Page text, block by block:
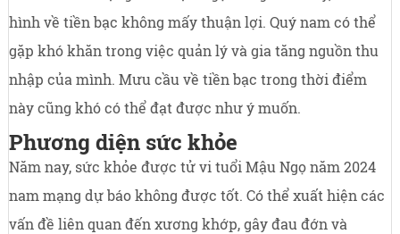
hình về tiền bạc không mấy thuận lợi. Quý nam có thể
gặp khó khăn trong việc quản lý và gia tăng nguồn thu
nhập của mình. Mưu cầu về tiền bạc trong thời điểm
này cũng khó có thể đạt được như ý muốn.
Phương diện sức khỏe
Năm nay, sức khỏe được tử vi tuổi Mậu Ngọ năm 2024
nam mạng dự báo không được tốt. Có thể xuất hiện các
vấn đề liên quan đến xương khớp, gây đau đớn và